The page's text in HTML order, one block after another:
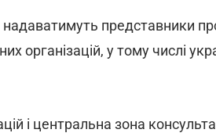
представники
організацій, у тому числі
і центральна зона